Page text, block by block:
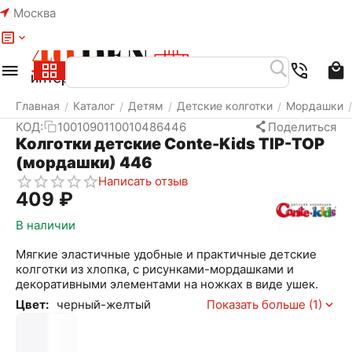
Москва
Главная / Каталог / Детям / Детские колготки / Мордашки /
КОД: 1001090110010486446 Поделиться
Колготки детские Conte-Kids TIP-TOP
(мордашки) 446
Написать отзыв
‍409‍ ₽
В наличии
Мягкие эластичные удобные и практичные детские
колготки из хлопка, с рисунками-мордашками и
декоративными элементами на ножках в виде ушек.
Цвет: черный-желтый Показать больше (1)
Меню